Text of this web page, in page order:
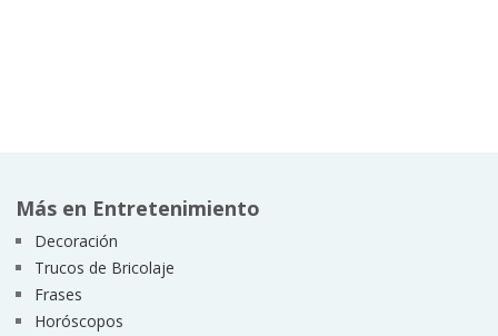
Más en Entretenimiento
Decoración
Trucos de Bricolaje
Frases
Horóscopos